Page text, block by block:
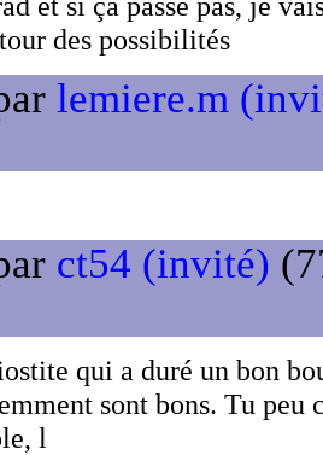
des possibilités
lemiere.m
ct54 (invité)
qui a duré un bon
sont bons. Tu
l